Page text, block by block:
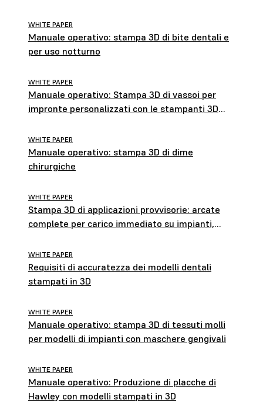
WHITE PAPER
Manuale operativo: stampa 3D di bite dentali e
per uso notturno
WHITE PAPER
Manuale operativo: Stampa 3D di vassoi per
impronte personalizzati con le stampanti 3D
WHITE PAPER
Manuale operativo: stampa 3D di dime
chirurgiche
WHITE PAPER
Stampa 3D di applicazioni provvisorie: arcate
complete per carico immediato su impianti,
WHITE PAPER
Requisiti di accuratezza dei modelli dentali
stampati in 3D
WHITE PAPER
Manuale operativo: stampa 3D di tessuti molli
per modelli di impianti con maschere gengivali
WHITE PAPER
Manuale operativo: Produzione di placche di
Hawley con modelli stampati in 3D